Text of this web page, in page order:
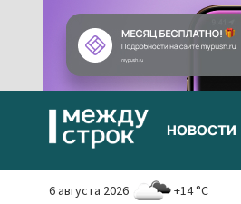
НОВОСТИ
6 августа 2026 +14 °C